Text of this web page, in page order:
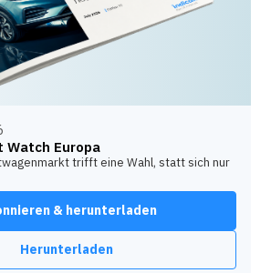
Watch Europa
trifft eine Wahl, statt sich nur
& herunterladen
Herunterladen